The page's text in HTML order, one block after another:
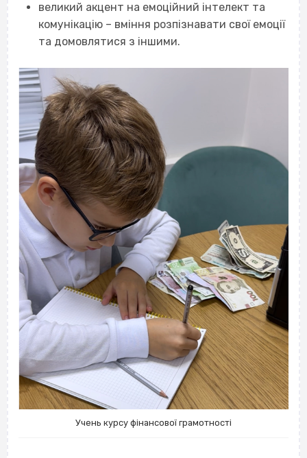
великий акцент на емоційний інтелект та
комунікацію – вміння розпізнавати свої емоції
та домовлятися з іншими.
Учень курсу фінансової грамотності